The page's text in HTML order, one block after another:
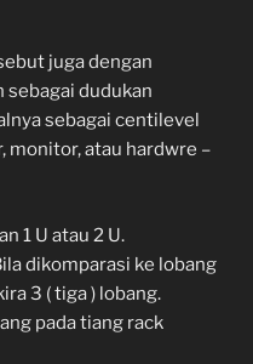
juga dengan
sebagai dudukan
sebagai centilevel
monitor, atau hardwre –
1 U atau 2 U.
dikomparasi ke lobang
3 ( tiga ) lobang.
pada tiang rack